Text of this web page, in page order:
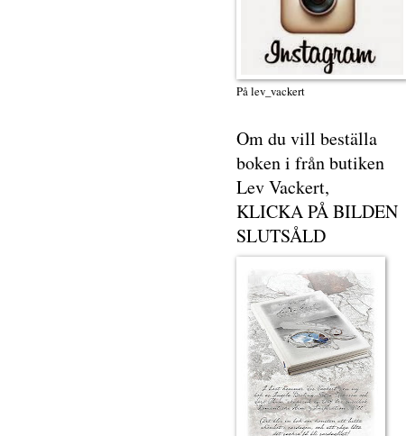
På lev_vackert
Om du vill beställa
boken i från butiken
Lev Vackert,
KLICKA PÅ BILDEN
SLUTSÅLD